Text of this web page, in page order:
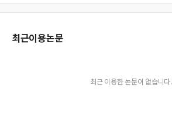
才子佳人型 故事의 淵源 考察
『莊子․養生主』편 자구분석
최근이용논문
최근 이용한 논문이 없습니다.